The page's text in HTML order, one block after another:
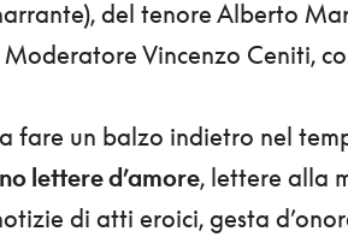
del tenore Alberto
Vincenzo Ceniti,
fare un balzo indietro nel
lettere d’amore, lettere alla
di atti eroici, gesta